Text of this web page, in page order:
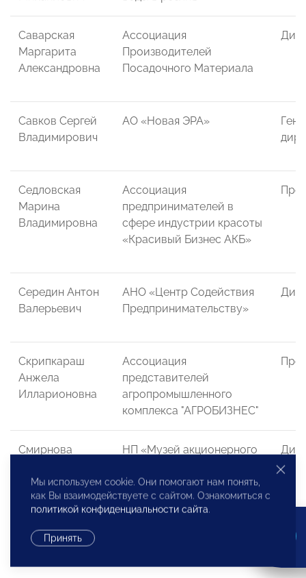
Саварская
Маргарита
Александровна
Ассоциация
Производителей
Посадочного Материала
Савков Сергей
Владимирович
АО «Новая ЭРА»
Седловская
Марина
Владимировна
Ассоциация
предпринимателей в
сфере индустрии красоты
«Красивый Бизнес АКБ»
Середин Антон
Валерьевич
АНО «Центр Содействия
Предпринимательству»
Скрипкараш
Анжела
Илларионовна
Ассоциация
представителей
агропромышленного
комплекса "АГРОБИЗНЕС"
Смирнова
Сергеевна
НП «Музей акционерного
истории»
Соколов Артем
Мы используем cookie. Они помогают нам понять,
как Вы взаимодействуете с сайтом. Ознакомиться с
политикой конфиденциальности сайта.
Принять